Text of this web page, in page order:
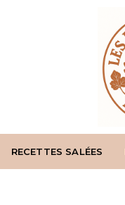
RECETTES SALÉES